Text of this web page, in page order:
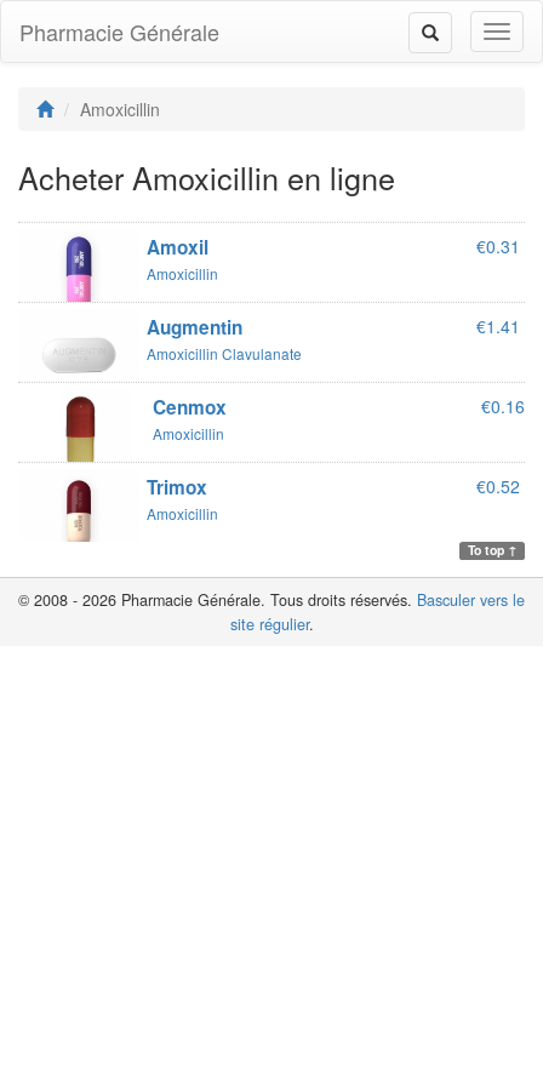
Toggle
navigation
Pharmacie Générale
Amoxicillin
Acheter Amoxicillin en ligne
Amoxil
Amoxicillin
€0.31
Augmentin
Amoxicillin Clavulanate
€1.41
Cenmox
Amoxicillin
€0.16
Trimox
Amoxicillin
€0.52
To top ↑
© 2008 - 2026 Pharmacie Générale. Tous droits réservés. Basculer vers le
site régulier.